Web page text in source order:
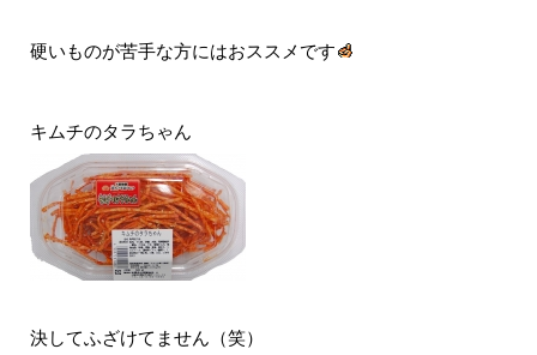
硬いものが苦手な方にはおススメです
キムチのタラちゃん
決してふざけてません（笑）